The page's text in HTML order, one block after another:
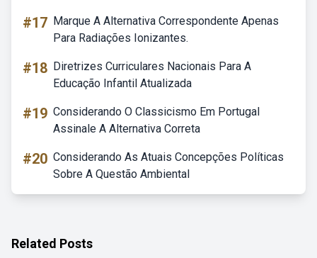
#17 Marque A Alternativa Correspondente Apenas
Para Radiações Ionizantes.
#18 Diretrizes Curriculares Nacionais Para A
Educação Infantil Atualizada
#19 Considerando O Classicismo Em Portugal
Assinale A Alternativa Correta
#20 Considerando As Atuais Concepções Políticas
Sobre A Questão Ambiental
Related Posts